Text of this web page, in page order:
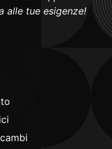
alle tue esigenze!